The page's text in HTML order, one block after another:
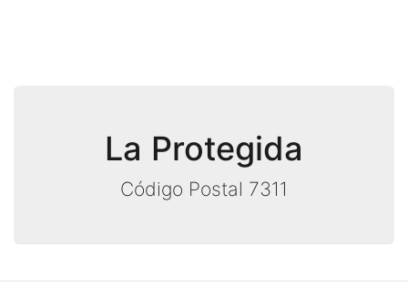
La Protegida
Código Postal 7311